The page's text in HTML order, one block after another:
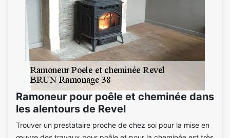
Ramoneur pour poêle et cheminée dans
les alentours de Revel
Trouver un prestataire proche de chez soi pour la mise en